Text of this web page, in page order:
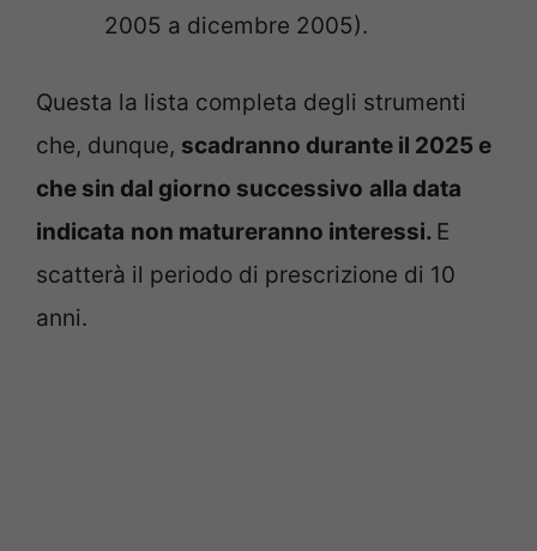
2005 a dicembre 2005).
Questa la lista completa degli strumenti
che, dunque, scadranno durante il 2025 e
che sin dal giorno successivo alla data
indicata non matureranno interessi. E
scatterà il periodo di prescrizione di 10
anni.